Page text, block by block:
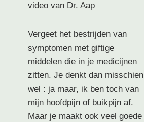
video van Dr. Aap
Vergeet het bestrijden van
symptomen met giftige
middelen die in je medicijnen
zitten. Je denkt dan misschien
wel : ja maar, ik ben toch van
mijn hoofdpijn of buikpijn af.
Maar je maakt ook veel goede